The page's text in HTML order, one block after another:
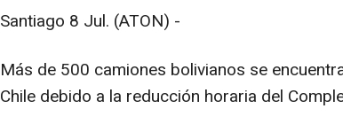
Santiago 8 Jul. (ATON) -
Más de 500 camiones bolivianos se
Chile debido a la reducción horaria del